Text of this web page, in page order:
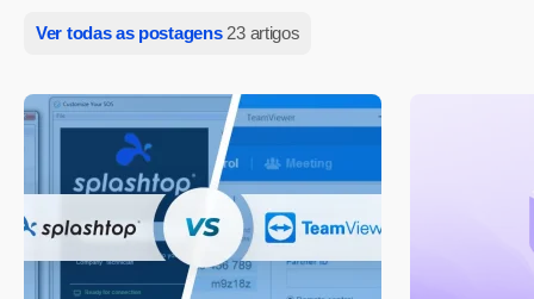
Ver todas as postagens 23 artigos